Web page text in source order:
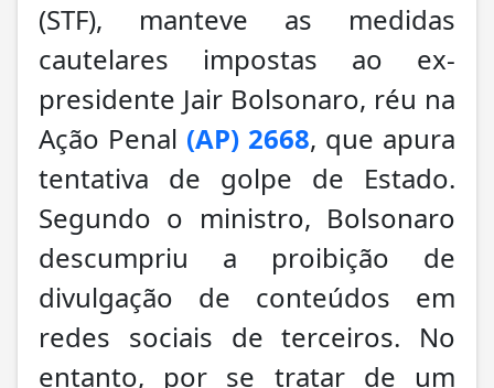
(STF), manteve as medidas
cautelares impostas ao ex-
presidente Jair Bolsonaro, réu na
Ação Penal (AP) 2668, que apura
tentativa de golpe de Estado.
Segundo o ministro, Bolsonaro
descumpriu a proibição de
divulgação de conteúdos em
redes sociais de terceiros. No
entanto, por se tratar de um